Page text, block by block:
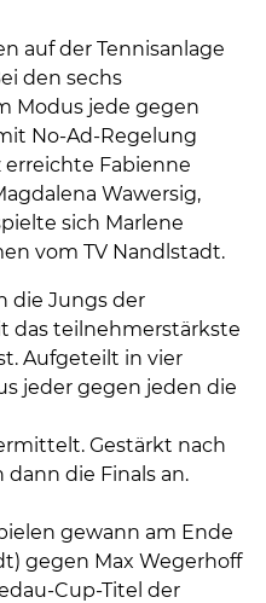
auf der Tennisanlage
den sechs
Modus jede gegen
No-Ad-Regelung
Fabienne
Wawersig,
sich Marlene
vom TV Nandlstadt.
die Jungs der
das teilnehmerstärkste
Aufgeteilt in vier
jeder gegen jeden die
Gestärkt nach
die Finals an.
gewann am Ende
gegen Max Wegerhoff
Cup-Titel der